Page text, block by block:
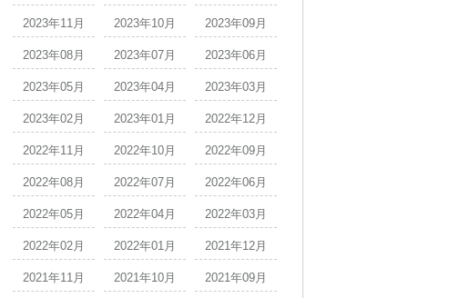
2023年11月 2023年10月 2023年09月
2023年08月 2023年07月 2023年06月
2023年05月 2023年04月 2023年03月
2023年02月 2023年01月 2022年12月
2022年11月 2022年10月 2022年09月
2022年08月 2022年07月 2022年06月
2022年05月 2022年04月 2022年03月
2022年02月 2022年01月 2021年12月
2021年11月 2021年10月 2021年09月